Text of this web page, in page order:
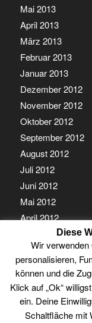
Mai 2013
April 2013
März 2013
Februar 2013
Januar 2013
Dezember 2012
November 2012
Oktober 2012
September 2012
August 2012
Juli 2012
Juni 2012
Mai 2012
April 2012
März 2012
Februar 2012
Januar 2012
Diese
Wir
personalisieren,
können und die
Klick auf „Ok“
ein. Deine
Schaltfläche mit